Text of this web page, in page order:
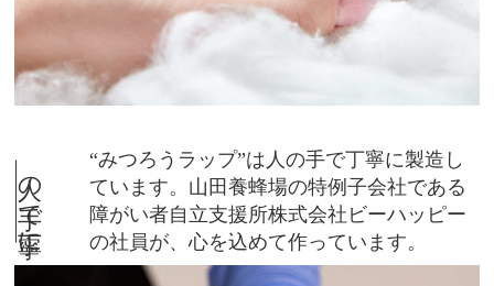
人の手で丁寧に
“みつろうラップ”は人の手で丁寧に製造し
ています。山田養蜂場の特例子会社である
障がい者自立支援所株式会社ビーハッピー
の社員が、心を込めて作っています。